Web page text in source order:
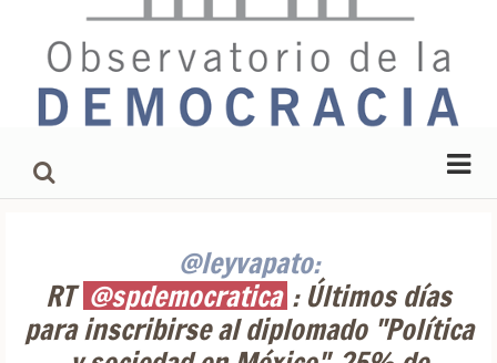
@leyvapato:
RT @spdemocratica : Últimos días
para inscribirse al diplomado "Política